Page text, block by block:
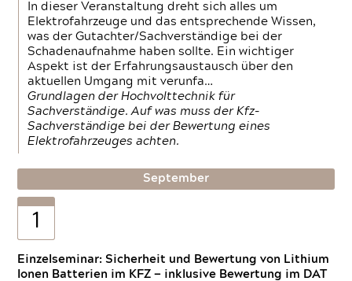
In dieser Veranstaltung dreht sich alles um
Elektrofahrzeuge und das entsprechende Wissen,
was der Gutachter/Sachverständige bei der
Schadenaufnahme haben sollte. Ein wichtiger
Aspekt ist der Erfahrungsaustausch über den
aktuellen Umgang mit verunfa…
Grundlagen der Hochvolttechnik für
Sachverständige. Auf was muss der Kfz-
Sachverständige bei der Bewertung eines
Elektrofahrzeuges achten.
September
1
Einzelseminar: Sicherheit und Bewertung von Lithium
Ionen Batterien im KFZ — inklusive Bewertung im DAT